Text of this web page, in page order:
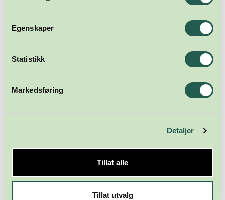
Egenskaper
Statistikk
Markedsføring
Detaljer
Tillat alle
Tillat utvalg